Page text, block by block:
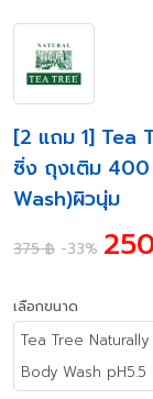
[2 แถม 1] Tea
ซิ่ง ถุงเติม
Wash)ผิวนุ่ม
375 ฿ -33%
เลือกขนาด
Tea Tree
Body Wash pH5.5